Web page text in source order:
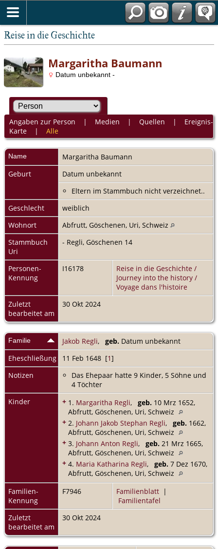
Reise in die Geschichte
Margaritha Baumann
Datum unbekannt -
Angaben zur Person | Medien | Quellen | Ereignis-
Karte| Alle
Name Margaritha Baumann
Geburt
Datum unbekannt
Eltern im Stammbuch nicht verzeichnet..
Geschlecht
weiblich
Wohnort
Abfrutt, Göschenen, Uri, Schweiz
Stammbuch
Uri
- Regli, Göschenen 14
Personen-
Kennung
I16178
Reise in die Geschichte /
Journey into the history /
Voyage dans l'histoire
Zuletzt
bearbeitet am
30 Okt 2024
Familie Jakob Regli, geb. Datum unbekannt
Eheschließung
11 Feb 1648 [1]
Notizen
Das Ehepaar hatte 9 Kinder, 5 Söhne und
4 Töchter
Kinder
+ 1. Margaritha Regli, geb. 10 Mrz 1652,
Abfrutt, Göschenen, Uri, Schweiz
+ 2. Johann Jakob Stephan Regli, geb. 1662,
Abfrutt, Göschenen, Uri, Schweiz
+ 3. Johann Anton Regli, geb. 21 Mrz 1665,
Abfrutt, Göschenen, Uri, Schweiz
+ 4. Maria Katharina Regli, geb. 7 Dez 1670,
Abfrutt, Göschenen, Uri, Schweiz
Familien-
Kennung
F7946 Familienblatt |
Familientafel
Zuletzt
bearbeitet am
30 Okt 2024